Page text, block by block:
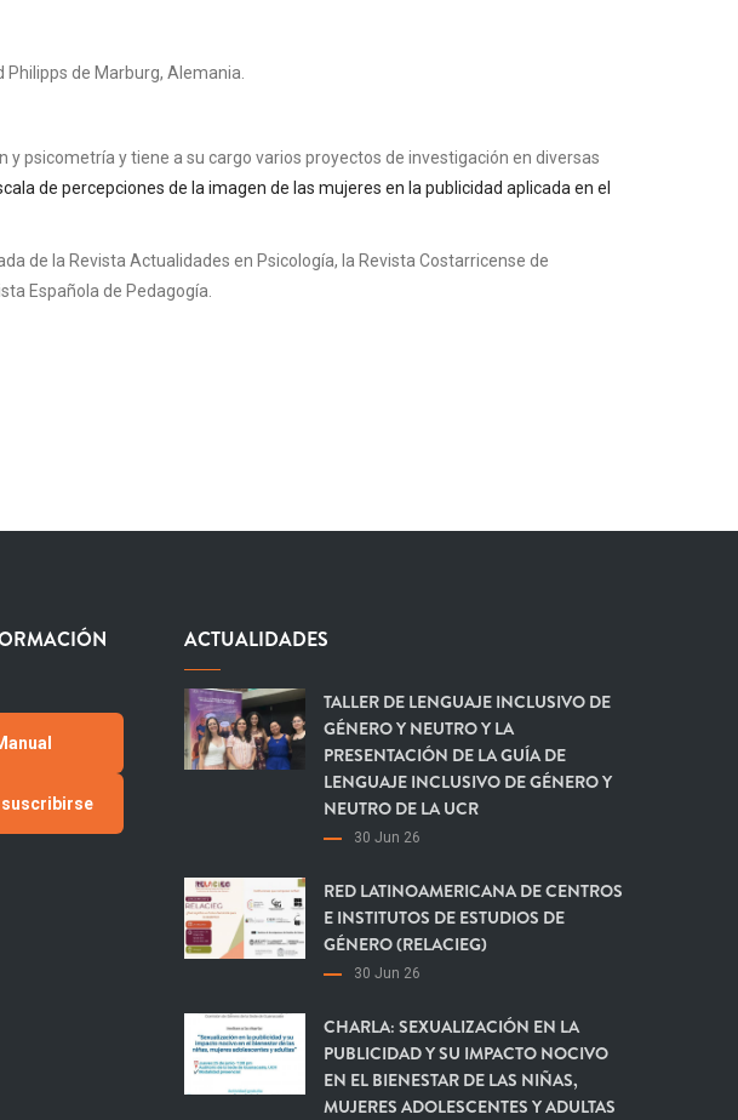
Philipps de Marburg, Alemania.
psicometría y tiene a su cargo varios proyectos de investigación en diversas
de percepciones de la imagen de las mujeres en la publicidad aplicada en el
de la Revista Actualidades en Psicología, la Revista Costarricense de
Española de Pedagogía.
suscribirse
ACTUALIDADES
TALLER DE LENGUAJE INCLUSIVO DE
GÉNERO Y NEUTRO Y LA
PRESENTACIÓN DE LA GUÍA DE
LENGUAJE INCLUSIVO DE GÉNERO Y
NEUTRO DE LA UCR
30 Jun 26
RED LATINOAMERICANA DE CENTROS
E INSTITUTOS DE ESTUDIOS DE
GÉNERO (RELACIEG)
30 Jun 26
CHARLA: SEXUALIZACIÓN EN LA
PUBLICIDAD Y SU IMPACTO NOCIVO
EN EL BIENESTAR DE LAS NIÑAS,
MUJERES ADOLESCENTES Y ADULTAS